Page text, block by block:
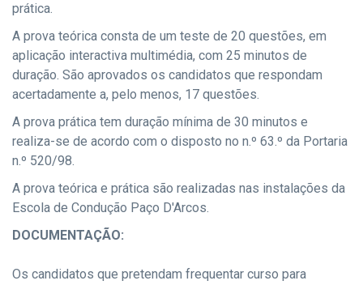
prática.
A prova teórica consta de um teste de 20 questões, em
aplicação interactiva multimédia, com 25 minutos de
duração. São aprovados os candidatos que respondam
acertadamente a, pelo menos, 17 questões.
A prova prática tem duração mínima de 30 minutos e
realiza-se de acordo com o disposto no n.º 63.º da Portaria
n.º 520/98.
A prova teórica e prática são realizadas nas instalações da
Escola de Condução Paço D'Arcos.
DOCUMENTAÇÃO:
Os candidatos que pretendam frequentar curso para